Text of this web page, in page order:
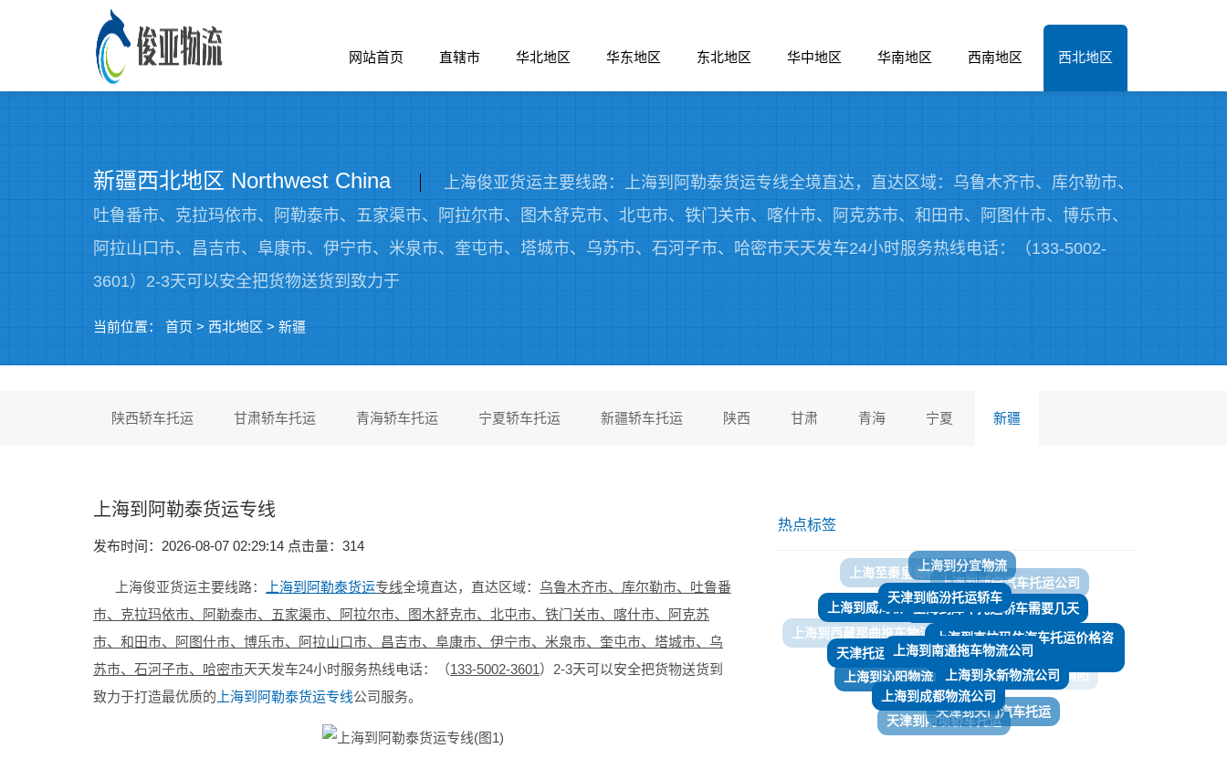
网站首页 直辖市 华北地区 华东地区 东北地区 华中地区 华南地区 西南地区 西北地区
新疆西北地区 Northwest China
上海俊亚货运主要线路：上海到阿勒泰货运专线全境直达，直达区域：乌鲁木齐市、库尔勒市、
吐鲁番市、克拉玛依市、阿勒泰市、五家渠市、阿拉尔市、图木舒克市、北屯市、铁门关市、喀什市、阿克苏市、和田市、阿图什市、博乐市、
阿拉山口市、昌吉市、阜康市、伊宁市、米泉市、奎屯市、塔城市、乌苏市、石河子市、哈密市天天发车24小时服务热线电话：（133-5002-
3601）2-3天可以安全把货物送货到致力于
当前位置： 首页 > 西北地区 > 新疆
陕西轿车托运 甘肃轿车托运 青海轿车托运 宁夏轿车托运 新疆轿车托运 陕西 甘肃 青海 宁夏 新疆
上海到阿勒泰货运专线
发布时间：2026-08-07 02:29:14 点击量： 314
上海俊亚货运主要线路： 上海到阿勒泰货运专线全境直达，直达区域： 乌鲁木齐市、库尔勒市、吐鲁番
市、克拉玛依市、阿勒泰市、五家渠市、阿拉尔市、图木舒克市、北屯市、铁门关市、喀什市、阿克苏
市、和田市、阿图什市、博乐市、阿拉山口市、昌吉市、阜康市、伊宁市、米泉市、奎屯市、塔城市、乌
苏市、石河子市、哈密市天天发车24小时服务热线电话：（133-5002-3601）2-3天可以安全把货物送货到
致力于打造最优质的 上海到阿勒泰货运专线公司服务。
热点标签
上海到西藏那曲拖车物流公司
上海到威海轿车物流托运
天津到临汾托运轿车
上海到库车托运轿车需要几天
上海到克拉玛依汽车托运价格咨
询
上海轿车托运到南阳
上海托运私家车到塔城
上海到塔城托运轿车需要几天
上海私家车托运到白银
上海到沁阳物流
天津托运汽车到梧州多少钱
上海到南通拖车物流公司
上海到永新物流公司
天津到天门汽车托运
天津到阿坝轿车托运
​上海到成都物流公司